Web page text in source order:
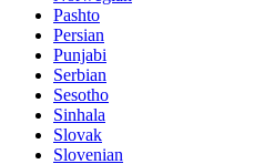
Pashto
Persian
Punjabi
Serbian
Sesotho
Sinhala
Slovak
Slovenian